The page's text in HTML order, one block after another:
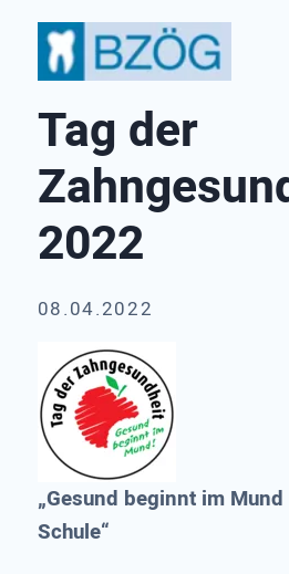
Tag der
2022
08.04.2022
„Gesund beginnt im
Schule“